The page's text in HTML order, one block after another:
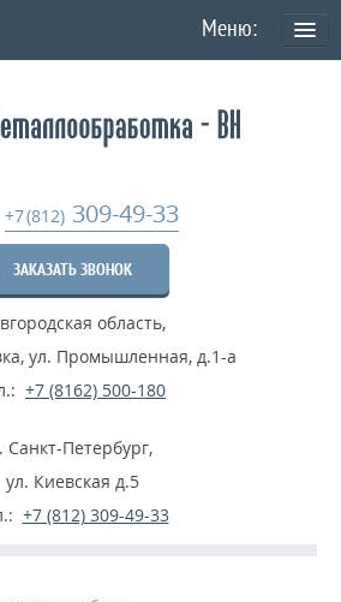
персональных данных
+7 (812) 309-49-33
ЗАКАЗАТЬ ЗВОНОК
область,
ул. Промышленная, д.1-а
+7 (8162) 500-180
Санкт-Петербург,
ул. Киевская д.5
+7 (812) 309-49-33